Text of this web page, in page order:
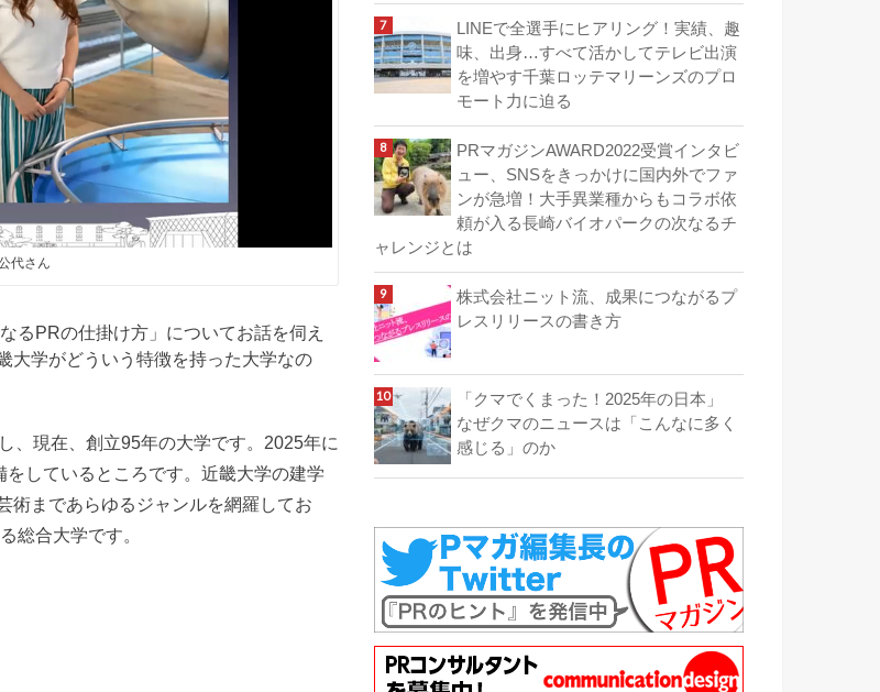
代さん
るPRの仕掛け方」についてお話を伺え
大学がどういう特徴を持った大学なの
、現在、創立95年の大学です。2025年に
しているところです。近畿大学の建学
術まであらゆるジャンルを網羅してお
総合大学です。
LINEで全選手にヒアリング！実績、趣
味、出身…すべて活かしてテレビ出演
を増やす千葉ロッテマリーンズのプロ
モート力に迫る
PRマガジンAWARD2022受賞インタビ
ュー、SNSをきっかけに国内外でファ
ンが急増！大手異業種からもコラボ依
頼が入る長崎バイオパークの次なるチ
ャレンジとは
株式会社ニット流、成果につながるプ
レスリリースの書き方
「クマでくまった！2025年の日本」
なぜクマのニュースは「こんなに多く
感じる」のか